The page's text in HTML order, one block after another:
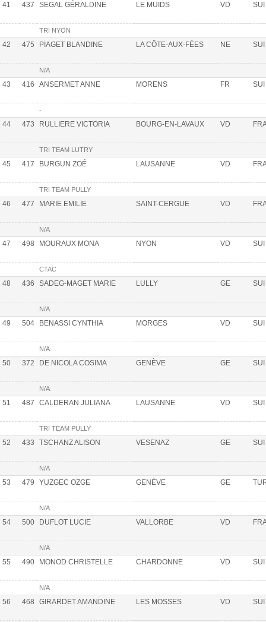
41 437 SEGAL GÉRALDINE LE MUIDS VD SUI
TRI NYON
42 475 PIAGET BLANDINE LA CÔTE-AUX-FÉES NE SUI
N/A
43 416 ANSERMET ANNE MORENS FR SUI
-
44 473 RULLIERE VICTORIA BOURG-EN-LAVAUX VD
TRI TEAM LUTRY
45 417 BURGUN ZOÉ LAUSANNE VD
TRI TEAM PULLY
46 477 MARIE EMILIE SAINT-CERGUE VD
N/A
47 498 MOURAUX MONA NYON VD SUI
CTAC
48 436 SADEG-MAGET MARIE LULLY GE SUI
N/A
49 504 BENASSI CYNTHIA MORGES VD SUI
N/A
50 372 DE NICOLA COSIMA GENÈVE GE SUI
N/A
51 487 CALDERAN JULIANA LAUSANNE VD SUI
TRI TEAM PULLY
52 433 TSCHANZ ALISON VESENAZ GE SUI
N/A
53 479 YUZGEC OZGE GENÈVE GE
N/A
54 500 DUFLOT LUCIE VALLORBE VD
N/A
55 490 MONOD CHRISTELLE CHARDONNE VD SUI
N/A
56 468 GIRARDET AMANDINE LES MOSSES VD SUI